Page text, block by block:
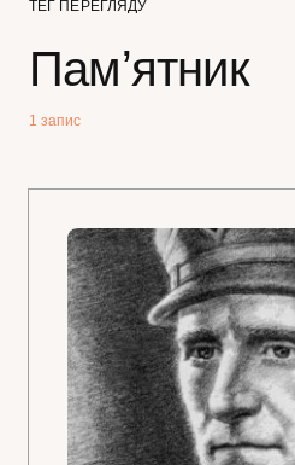
ТЕГ ПЕРЕГЛЯДУ
Памʼятник
1 запис